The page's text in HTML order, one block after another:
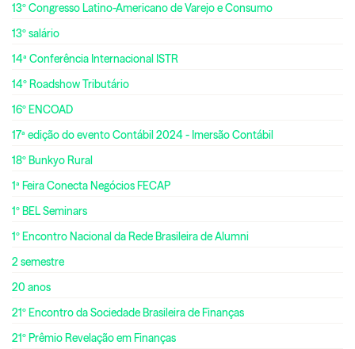
13º Congresso Latino-Americano de Varejo e Consumo
13º salário
14ª Conferência Internacional ISTR
14º Roadshow Tributário
16º ENCOAD
17ª edição do evento Contábil 2024 - Imersão Contábil
18º Bunkyo Rural
1ª Feira Conecta Negócios FECAP
1º BEL Seminars
1º Encontro Nacional da Rede Brasileira de Alumni
2 semestre
20 anos
21º Encontro da Sociedade Brasileira de Finanças
21º Prêmio Revelação em Finanças